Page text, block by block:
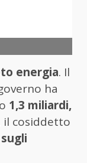
energia. Il
ha
1,3 miliardi,
il cosiddetto